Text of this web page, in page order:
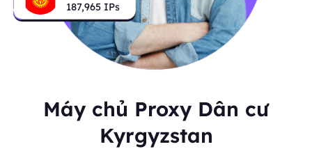
187,965 IPs
Máy chủ Proxy Dân cư
Kyrgyzstan